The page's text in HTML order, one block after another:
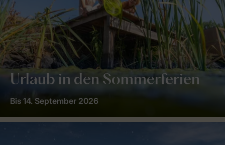
Urlaub in den Sommerferien
Bis 14. September 2026